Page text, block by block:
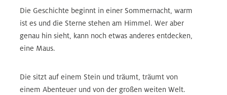
Die Geschichte beginnt in einer Sommernacht, warm
ist es und die Sterne stehen am Himmel. Wer aber
genau hin sieht, kann noch etwas anderes entdecken,
eine Maus.
Die sitzt auf einem Stein und träumt, träumt von
einem Abenteuer und von der großen weiten Welt.